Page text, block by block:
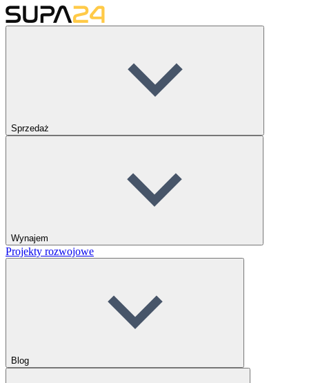
Sprzedaż
Wynajem
Projekty rozwojowe
Blog